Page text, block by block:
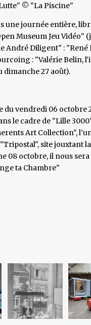
Lutte" © "La Piscine"
une journée entière,
Museum Jeu
Diligent" : "René
: "Valérie Belin,
dimanche 27 août).
vendredi 06 octobre
le cadre de "Lille
Art Collection",
site jouxtant
08 octobre, il nous
ta Chambre"